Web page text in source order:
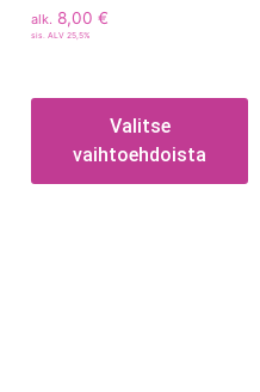
alk. 8,00 €
sis. ALV 25,5%
Valitse
vaihtoehdoista